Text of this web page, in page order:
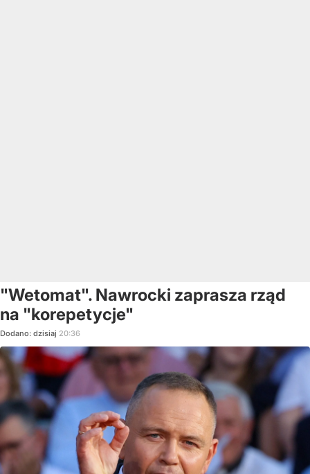
"Wetomat". Nawrocki zaprasza rząd
na "korepetycje"
Dodano: dzisiaj 20:36